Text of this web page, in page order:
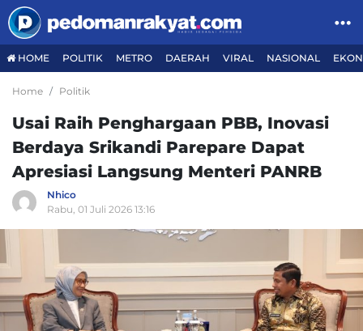
HOME POLITIK METRO DAERAH VIRAL NASIONAL
Home Politik
Usai Raih Penghargaan PBB, Inovasi
Berdaya Srikandi Parepare Dapat
Apresiasi Langsung Menteri PANRB
Nhico
Rabu, 01 Juli 2026 13:16